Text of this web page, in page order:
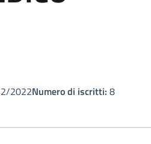
2022Numero di iscritti: 8